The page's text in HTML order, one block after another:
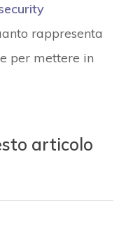
rappresenta
per mettere in
articolo